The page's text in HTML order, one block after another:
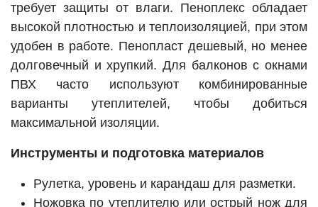
требует защиты от влаги. Пеноплекс обладает
высокой плотностью и теплоизоляцией, при этом
удобен в работе. Пенопласт дешевый, но менее
долговечный и хрупкий. Для балконов с окнами
ПВХ часто используют комбинированные
варианты утеплителей, чтобы добиться
максимальной изоляции.
Инструменты и подготовка материалов
Рулетка, уровень и карандаш для разметки.
Ножовка по утеплителю или острый нож для